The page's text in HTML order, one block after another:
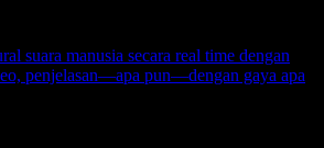
suara manusia secara real time dengan
penjelasan—apa pun—dengan gaya apa